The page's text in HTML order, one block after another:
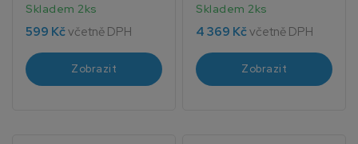
Skladem 2ks
599 Kčvčetně DPH
Zobrazit
Skladem 2ks
4 369 Kčvčetně DPH
Zobrazit